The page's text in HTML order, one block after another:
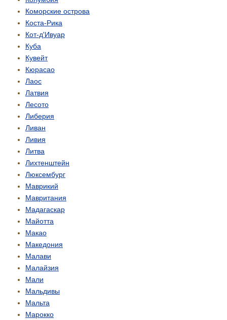
Коморские острова
Коста-Рика
Кот-д'Ивуар
Куба
Кувейт
Кюрасао
Лаос
Латвия
Лесото
Либерия
Ливан
Ливия
Литва
Лихтенштейн
Люксембург
Маврикий
Мавритания
Мадагаскар
Майотта
Макао
Македония
Малави
Малайзия
Мали
Мальдивы
Мальта
Марокко